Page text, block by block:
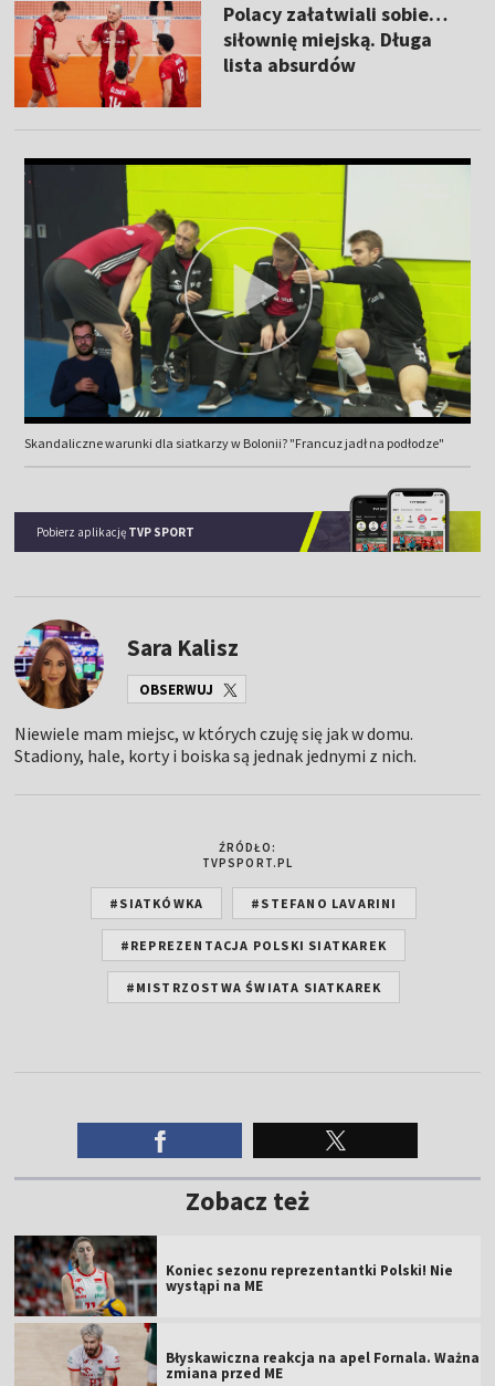
Polacy załatwiali sobie…
siłownię miejską. Długa
lista absurdów
Skandaliczne warunki dla siatkarzy w Bolonii? "Francuz jadł na podłodze"
Pobierz aplikację TVP SPORT
Sara Kalisz
OBSERWUJ
Niewiele mam miejsc, w których czuję się jak w domu.
Stadiony, hale, korty i boiska są jednak jednymi z nich.
ŹRÓDŁO:
TVPSPORT.PL
#SIATKÓWKA #STEFANO LAVARINI
#REPREZENTACJA POLSKI SIATKAREK
#MISTRZOSTWA ŚWIATA SIATKAREK
Zobacz też
Koniec sezonu reprezentantki Polski! Nie
wystąpi na ME
Błyskawiczna reakcja na apel Fornala. Ważna
zmiana przed ME